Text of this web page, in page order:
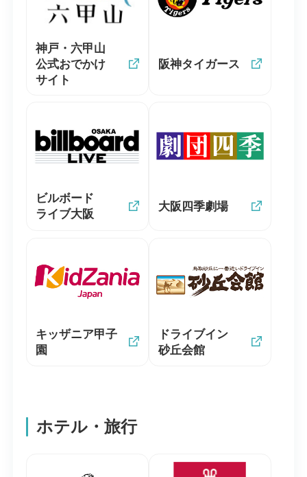
神戸・六甲山
公式おでかけ
サイト
阪神タイガース
ビルボード
ライブ大阪
大阪四季劇場
キッザニア甲子
園
ドライブイン
砂丘会館
ホテル・旅行